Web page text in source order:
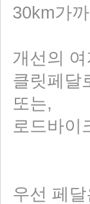
30km가
개선의
클릿페달
또는,
로드바이
우선 페